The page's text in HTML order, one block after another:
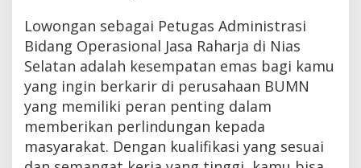
Lowongan sebagai Petugas Administrasi
Bidang Operasional Jasa Raharja di Nias
Selatan adalah kesempatan emas bagi kamu
yang ingin berkarir di perusahaan BUMN
yang memiliki peran penting dalam
memberikan perlindungan kepada
masyarakat. Dengan kualifikasi yang sesuai